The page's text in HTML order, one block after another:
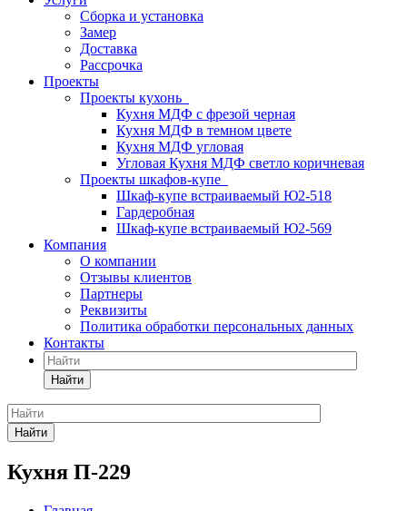
Сборка и установка
Замер
Доставка
Рассрочка
Проекты
Проекты кухонь
Кухня МДФ с фрезой черная
Кухня МДФ в темном цвете
Кухня МДФ угловая
Угловая Кухня МДФ светло коричневая
Проекты шкафов-купе
Шкаф-купе встраиваемый Ю2-518
Гардеробная
Шкаф-купе встраиваемый Ю2-569
Компания
О компании
Отзывы клиентов
Партнеры
Реквизиты
Политика обработки персональных данных
Контакты
Найти
Найти
Кухня П-229